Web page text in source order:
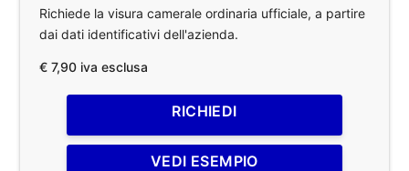
Richiede la visura camerale ordinaria ufficiale, a partire
dai dati identificativi dell'azienda.
€ 7,90 iva esclusa
RICHIEDI
VEDI ESEMPIO